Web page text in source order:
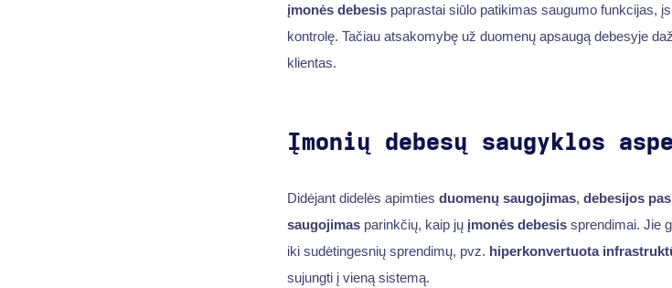
įmonės debesispaprastai siūlo patikimas saugumo funkcijas,
kontrolę. Tačiau atsakomybę už duomenų apsaugą debesyje
klientas.
Įmonių debesų saugyklos
Didėjant didelės apimties duomenų saugojimas, debesijos
saugojimasparinkčių, kaip jų įmonės debesis sprendimai. Jie
iki sudėtingesnių sprendimų, pvz. hiperkonvertuota
sujungti į vieną sistemą.